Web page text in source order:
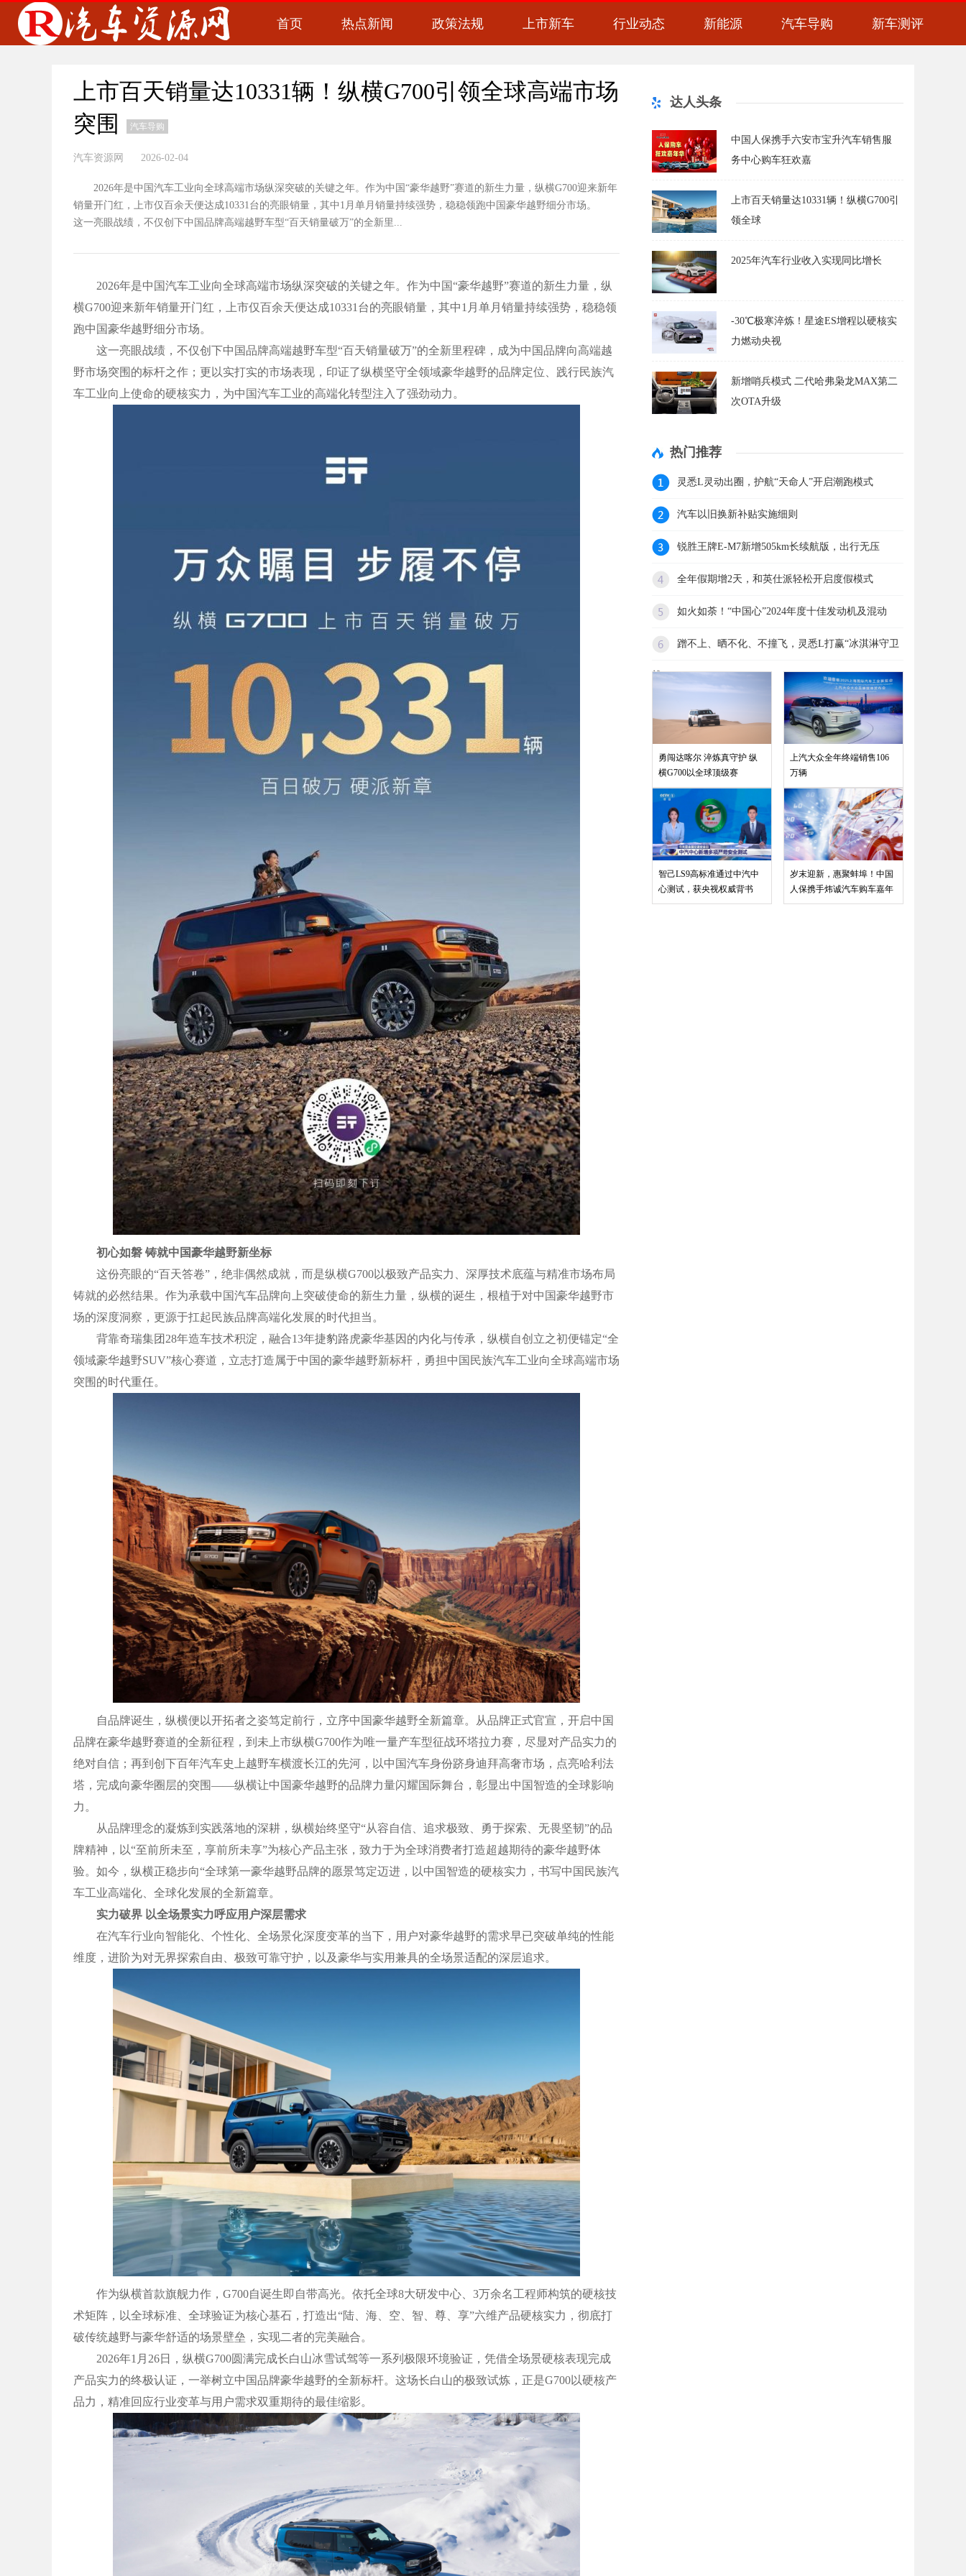
首页 热点新闻 政策法规 上市新车 行业动态 新能源 汽车导购 新车测评
上市百天销量达10331辆！纵横G700引领全球高端市场
突围
汽车导购
汽车资源网 2026-02-04
2026年是中国汽车工业向全球高端市场纵深突破的关键之年。作为中国“豪华越野”赛道的新生力量，纵横G700迎来新年
销量开门红，上市仅百余天便达成10331台的亮眼销量，其中1月单月销量持续强势，稳稳领跑中国豪华越野细分市场。
这一亮眼战绩，不仅创下中国品牌高端越野车型“百天销量破万”的全新里...
2026年是中国汽车工业向全球高端市场纵深突破的关键之年。作为中国“豪华越野”赛道的新生力量，纵
横G700迎来新年销量开门红，上市仅百余天便达成10331台的亮眼销量，其中1月单月销量持续强势，稳稳领
跑中国豪华越野细分市场。
这一亮眼战绩，不仅创下中国品牌高端越野车型“百天销量破万”的全新里程碑，成为中国品牌向高端越
野市场突围的标杆之作；更以实打实的市场表现，印证了纵横坚守全领域豪华越野的品牌定位、践行民族汽
车工业向上使命的硬核实力，为中国汽车工业的高端化转型注入了强劲动力。
初心如磐 铸就中国豪华越野新坐标
这份亮眼的“百天答卷”，绝非偶然成就，而是纵横G700以极致产品实力、深厚技术底蕴与精准市场布局
铸就的必然结果。作为承载中国汽车品牌向上突破使命的新生力量，纵横的诞生，根植于对中国豪华越野市
场的深度洞察，更源于扛起民族品牌高端化发展的时代担当。
背靠奇瑞集团28年造车技术积淀，融合13年捷豹路虎豪华基因的内化与传承，纵横自创立之初便锚定“全
领域豪华越野SUV”核心赛道，立志打造属于中国的豪华越野新标杆，勇担中国民族汽车工业向全球高端市场
突围的时代重任。
自品牌诞生，纵横便以开拓者之姿笃定前行，立序中国豪华越野全新篇章。从品牌正式官宣，开启中国
品牌在豪华越野赛道的全新征程，到未上市纵横G700作为唯一量产车型征战环塔拉力赛，尽显对产品实力的
绝对自信；再到创下百年汽车史上越野车横渡长江的先河，以中国汽车身份跻身迪拜高奢市场，点亮哈利法
塔，完成向豪华圈层的突围——纵横让中国豪华越野的品牌力量闪耀国际舞台，彰显出中国智造的全球影响
力。
从品牌理念的凝炼到实践落地的深耕，纵横始终坚守“从容自信、追求极致、勇于探索、无畏坚韧”的品
牌精神，以“至前所未至，享前所未享”为核心产品主张，致力于为全球消费者打造超越期待的豪华越野体
验。如今，纵横正稳步向“全球第一豪华越野品牌的愿景笃定迈进，以中国智造的硬核实力，书写中国民族汽
车工业高端化、全球化发展的全新篇章。
实力破界 以全场景实力呼应用户深层需求
在汽车行业向智能化、个性化、全场景化深度变革的当下，用户对豪华越野的需求早已突破单纯的性能
维度，进阶为对无界探索自由、极致可靠守护，以及豪华与实用兼具的全场景适配的深层追求。
作为纵横首款旗舰力作，G700自诞生即自带高光。依托全球8大研发中心、3万余名工程师构筑的硬核技
术矩阵，以全球标准、全球验证为核心基石，打造出“陆、海、空、智、尊、享”六维产品硬核实力，彻底打
破传统越野与豪华舒适的场景壁垒，实现二者的完美融合。
2026年1月26日，纵横G700圆满完成长白山冰雪试驾等一系列极限环境验证，凭借全场景硬核表现完成
产品实力的终极认证，一举树立中国品牌豪华越野的全新标杆。这场长白山的极致试炼，正是G700以硬核产
品力，精准回应行业变革与用户需求双重期待的最佳缩影。
达人头条
中国人保携手六安市宝升汽车销售服
务中心购车狂欢嘉
上市百天销量达10331辆！纵横G700引
领全球
2025年汽车行业收入实现同比增长
-30℃极寒淬炼！星途ES增程以硬核实
力燃动央视
新增哨兵模式 二代哈弗枭龙MAX第二
次OTA升级
热门推荐
灵悉L灵动出圈，护航“天命人”开启潮跑模式
汽车以旧换新补贴实施细则
锐胜王牌E-M7新增505km长续航版，出行无压
全年假期增2天，和英仕派轻松开启度假模式
如火如荼！“中国心”2024年度十佳发动机及混动
蹭不上、晒不化、不撞飞，灵悉L打赢“冰淇淋守卫
战
勇闯达喀尔 淬炼真守护 纵
横G700以全球顶级赛
智己LS9高标准通过中汽中
心测试，获央视权威背书
上汽大众全年终端销售106
万辆
岁末迎新，惠聚蚌埠！中国
人保携手炜诚汽车购车嘉年